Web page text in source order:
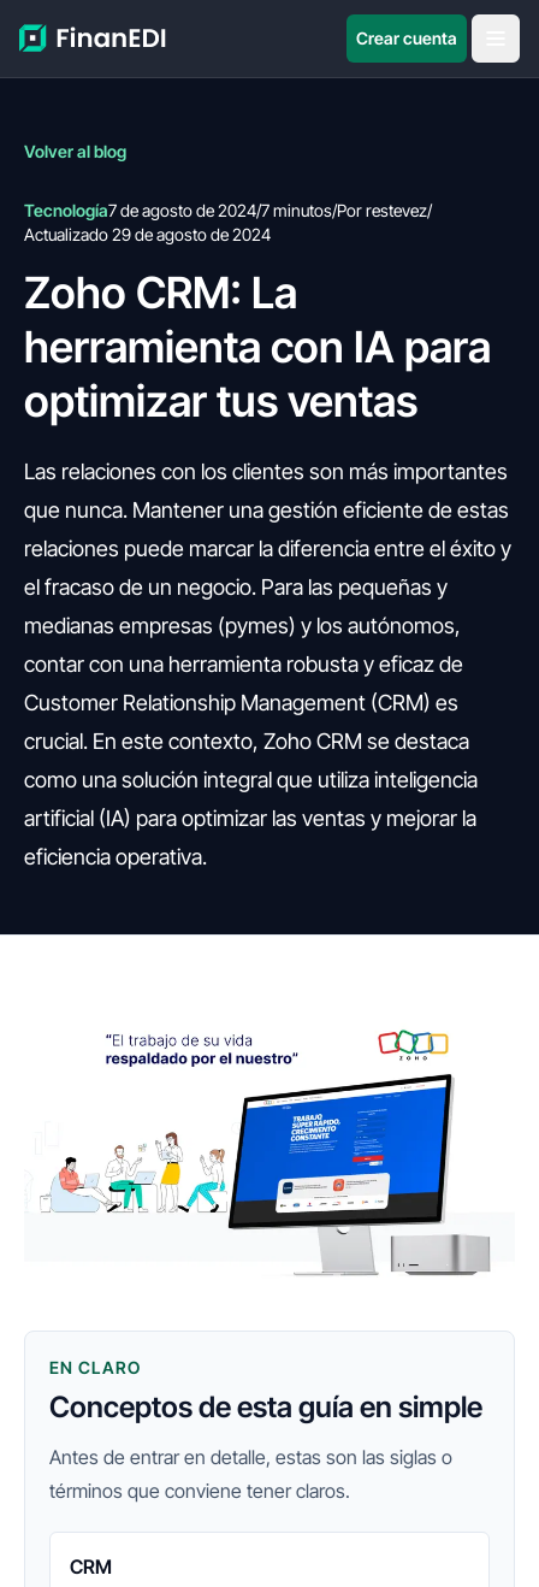
Crear cuenta
Volver al blog
Tecnología7 de agosto de 2024/7 minutos/Por restevez/
Actualizado 29 de agosto de 2024
Zoho CRM: La
herramienta con IA para
optimizar tus ventas
Las relaciones con los clientes son más importantes
que nunca. Mantener una gestión eficiente de estas
relaciones puede marcar la diferencia entre el éxito y
el fracaso de un negocio. Para las pequeñas y
medianas empresas (pymes) y los autónomos,
contar con una herramienta robusta y eficaz de
Customer Relationship Management (CRM) es
crucial. En este contexto, Zoho CRM se destaca
como una solución integral que utiliza inteligencia
artificial (IA) para optimizar las ventas y mejorar la
eficiencia operativa.
EN CLARO
Conceptos de esta guía en simple
Antes de entrar en detalle, estas son las siglas o
términos que conviene tener claros.
CRM